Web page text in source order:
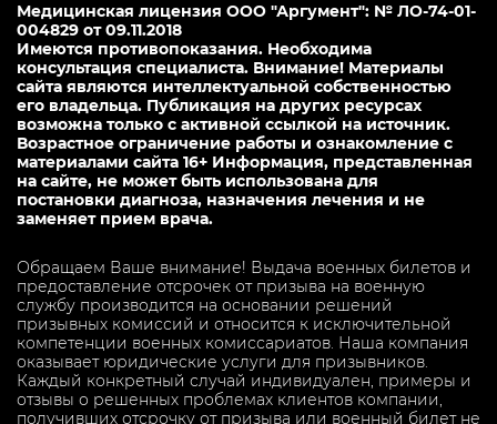
Медицинская лицензия ООО "Аргумент": № ЛО-74-01-
004829 от 09.11.2018
Имеются противопоказания. Необходима
консультация специалиста. Внимание! Материалы
сайта являются интеллектуальной собственностью
его владельца. Публикация на других ресурсах
возможна только с активной ссылкой на источник.
Возрастное ограничение работы и ознакомление с
материалами сайта 16+ Информация, представленная
на сайте, не может быть использована для
постановки диагноза, назначения лечения и не
заменяет прием врача.
Обращаем Ваше внимание! Выдача военных билетов и
предоставление отсрочек от призыва на военную
службу производится на основании решений
призывных комиссий и относится к исключительной
компетенции военных комиссариатов. Наша компания
оказывает юридические услуги для призывников.
Каждый конкретный случай индивидуален, примеры и
отзывы о решенных проблемах клиентов компании,
получивших отсрочку от призыва или военный билет не